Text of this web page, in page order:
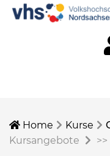
Home Kurse
Kursangebote
>>